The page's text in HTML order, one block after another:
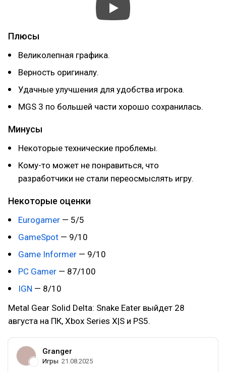
Плюсы
Великолепная графика.
Верность оригиналу.
Удачные улучшения для удобства игрока.
MGS 3 по большей части хорошо сохранилась.
Минусы
Некоторые технические проблемы.
Кому-то может не понравиться, что
разработчики не стали переосмыслять игру.
Некоторые оценки
Eurogamer — 5/5
GameSpot — 9/10
Game Informer — 9/10
PC Gamer — 87/100
IGN — 8/10
Metal Gear Solid Delta: Snake Eater выйдет 28
августа на ПК, Xbox Series X|S и PS5.
Granger
Игры 21.08.2025